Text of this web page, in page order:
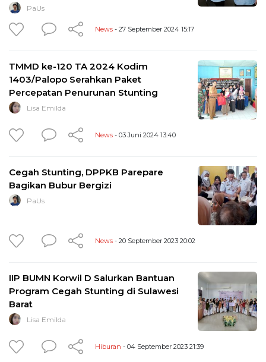
PaUs
News - 27 September 2024 15:17
TMMD ke-120 TA 2024 Kodim
1403/Palopo Serahkan Paket
Percepatan Penurunan Stunting
Lisa Emilda
News - 03 Juni 2024 13:40
Cegah Stunting, DPPKB Parepare
Bagikan Bubur Bergizi
PaUs
News - 20 September 2023 20:02
IIP BUMN Korwil D Salurkan Bantuan
Program Cegah Stunting di Sulawesi
Barat
Lisa Emilda
Hiburan - 04 September 2023 21:39